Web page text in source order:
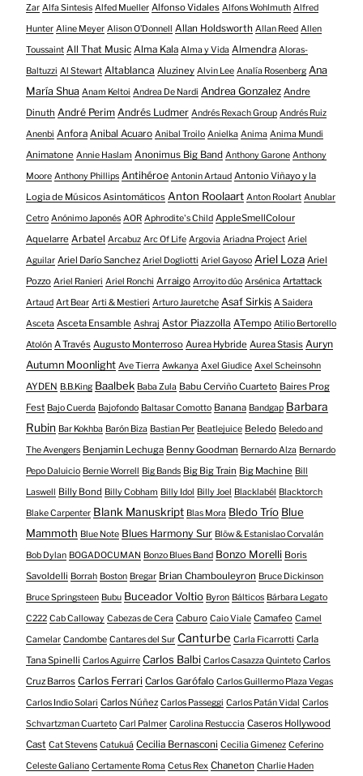
Zar Alfa Sintesis Alfed Mueller Alfonso Vidales Alfons Wohlmuth Alfred
Hunter Aline Meyer Alison O​’​Donnell Allan Holdsworth Allan Reed Allen
Toussaint All That Music Alma Kala Alma y Vida Almendra Aloras-
Baltuzzi Al Stewart Altablanca Aluziney Alvin Lee Analía Rosenberg Ana
María Shua Anam Keltoi Andrea De Nardi Andrea Gonzalez Andre
Dinuth André Perim Andrés Ludmer Andrés Rexach Group Andrés Ruiz
Anenbi Anfora Anibal Acuaro Anibal Troilo Anielka Anima Anima Mundi
Animatone Annie Haslam Anonimus Big Band Anthony Garone Anthony
Moore Anthony Phillips Antihéroe Antonin Artaud Antonio Viñayo y la
Logia de Músicos Asintomáticos Anton Roolaart Anton Roolart Anublar
Cetro Anónimo Japonés AOR Aphrodite's Child AppleSmellColour
Aquelarre Arbatel Arcabuz Arc Of Life Argovia Ariadna Project Ariel
Aguilar Ariel Darío Sanchez Ariel Dogliotti Ariel Gayoso Ariel Loza Ariel
Pozzo Ariel Ranieri Ariel Ronchi Arraigo Arroyito dúo Arsénica Artattack
Artaud Art Bear Arti & Mestieri Arturo Jauretche Asaf Sirkis A Saidera
Asceta Asceta Ensamble Ashraj Astor Piazzolla ATempo Atilio Bertorello
Atolón A Través Augusto Monterroso Aurea Hybride Aurea Stasis Auryn
Autumn Moonlight Ave Tierra Awkanya Axel Giudice Axel Scheinsohn
AYDEN B.B.King Baalbek Baba Zula Babu Cerviño Cuarteto Baires Prog
Fest Bajo Cuerda Bajofondo Baltasar Comotto Banana Bandgap Barbara
Rubin Bar Kokhba Barón Biza Bastian Per Beatlejuice Beledo Beledo and
The Avengers Benjamin Lechuga Benny Goodman Bernardo Alza Bernardo
Pepo Daluicio Bernie Worrell Big Bands Big Big Train Big Machine Bill
Laswell Billy Bond Billy Cobham Billy Idol Billy Joel Blacklabél Blacktorch
Blake Carpenter Blank Manuskript Blas Mora Bledo Trío Blue
Mammoth Blue Note Blues Harmony Sur Blöw & Estanislao Corvalán
Bob Dylan BOGADOCUMAN Bonzo Blues Band Bonzo Morelli Boris
Savoldelli Borrah Boston Bregar Brian Chambouleyron Bruce Dickinson
Bruce Springsteen Bubu Buceador Voltio Byron Bálticos Bárbara Legato
C222 Cab Calloway Cabezas de Cera Caburo Caio Viale Camafeo Camel
Camelar Candombe Cantares del Sur Canturbe Carla Ficarrotti Carla
Tana Spinelli Carlos Aguirre Carlos Balbi Carlos Casazza Quinteto Carlos
Cruz Barros Carlos Ferrari Carlos Garófalo Carlos Guillermo Plaza Vegas
Carlos Indio Solari Carlos Núñez Carlos Passeggi Carlos Patán Vidal Carlos
Schvartzman Cuarteto Carl Palmer Carolina Restuccia Caseros Hollywood
Cast Cat Stevens Catukuá Cecilia Bernasconi Cecilia Gimenez Ceferino
Celeste Galiano Certamente Roma Cetus Rex Chaneton Charlie Haden